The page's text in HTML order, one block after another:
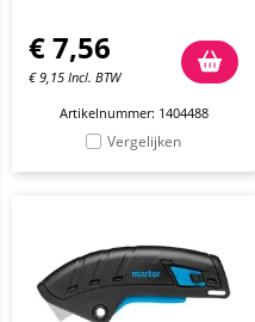
€7,56
€9,15 Incl. BTW
Artikelnummer: 1404488
Vergelijken